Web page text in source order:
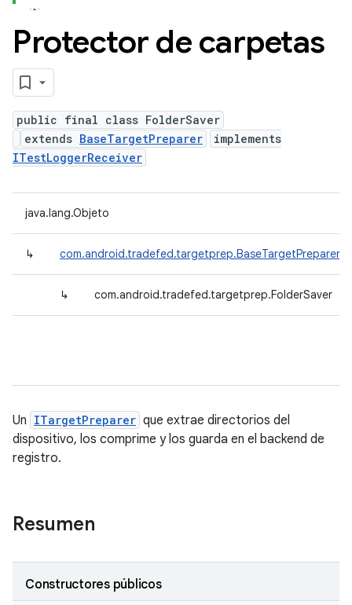
Protector de carpetas
public final class FolderSaver
extends BaseTargetPreparer
implements
ITestLoggerReceiver
java.lang.Objeto
↳ com.android.tradefed.targetprep.BaseTargetPreparer
↳ com.android.tradefed.targetprep.FolderSaver
Un ITargetPreparer que extrae directorios del
dispositivo, los comprime y los guarda en el backend de
registro.
Resumen
Constructores públicos